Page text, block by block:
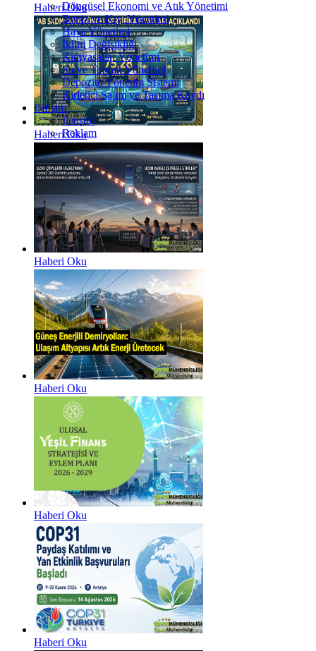
Haberi Oku
Haberi Oku
Haberi Oku
Haberi Oku
Haberi Oku
Haberi Oku
Döngüsel Ekonomi ve Atık Yönetimi
Deniz ve Kıyı Yönetimi
Hava Yönetimi
İklim Değişikliği
Kimyasallar Yönetimi
Su ve Toprak Yönetimi
Depozito Yönetim Sistemi
Kirletici Salım ve Taşıma Kaydı
İletişim
İletişim
Reklam